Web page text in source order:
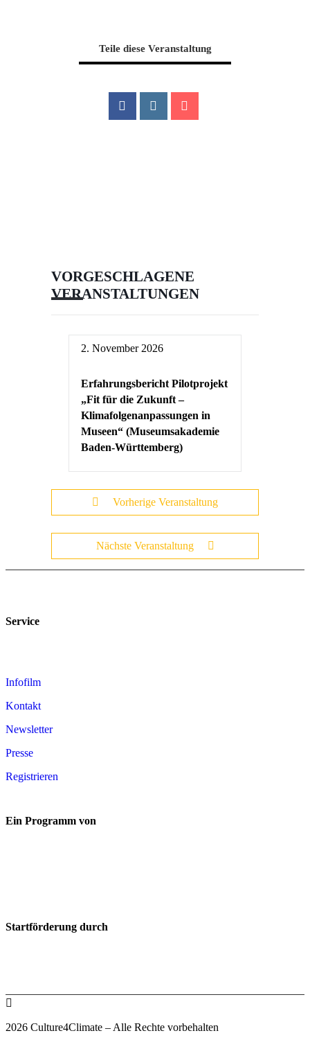
Teile diese Veranstaltung
VORGESCHLAGENE
VERANSTALTUNGEN
2. November 2026
Erfahrungsbericht Pilotprojekt
„Fit für die Zukunft –
Klimafolgenanpassungen in
Museen“ (Museumsakademie
Baden-Württemberg)
Vorherige Veranstaltung
Nächste Veranstaltung
Service
Infofilm
Kontakt
Newsletter
Presse
Registrieren
Ein Programm von
Startförderung durch

2026 Culture4Climate – Alle Rechte vorbehalten